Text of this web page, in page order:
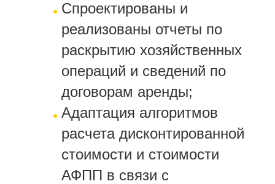
Спроектированы и
реализованы отчеты по
раскрытию хозяйственных
операций и сведений по
договорам аренды;
Адаптация алгоритмов
расчета дисконтированной
стоимости и стоимости
АФПП в связи с